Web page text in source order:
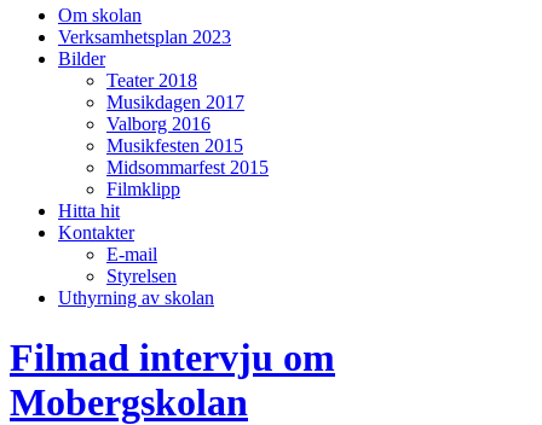
sökfältOm skolan
Verksamhetsplan 2023
Bilder
Teater 2018
Musikdagen 2017
Valborg 2016
Musikfesten 2015
Midsommarfest 2015
Filmklipp
Hitta hit
Kontakter
E-mail
Styrelsen
Uthyrning av skolan
Filmad intervju om
Mobergskolan